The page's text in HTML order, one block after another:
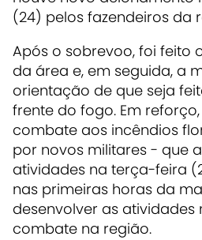
(24) pelos fazendeiros da
Após o sobrevoo, foi feito
da área e, em seguida, a
orientação de que seja
frente do fogo. Em
combate aos incêndios
por novos militares - que
atividades na terça-feira
nas primeiras horas da
desenvolver as atividades
combate na região.